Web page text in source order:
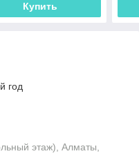
Купить
год
этаж), Алматы,